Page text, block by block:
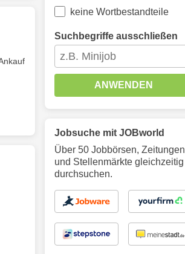
keine Wortbestandteile
Suchbegriffe ausschließen
ANWENDEN
Jobsuche mit JOBworld
Über 50 Jobbörsen, Zeitungen
und Stellenmärkte gleichzeitig
durchsuchen.